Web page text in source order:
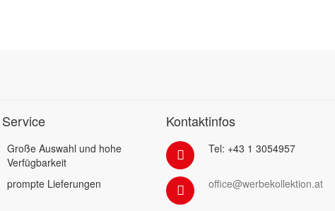
Große Auswahl und hohe
Verfügbarkeit
prompte Lieferungen
Kontaktinfos
Tel: +43 1 3054957
office@werbekollektion.at